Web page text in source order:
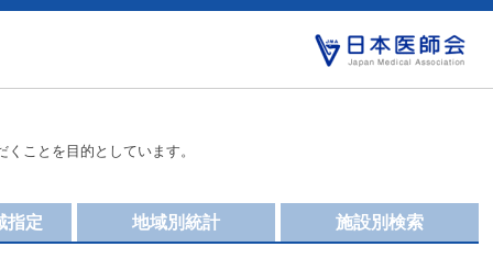
ことを目的としています。
施設別検索
地域別統計
指定